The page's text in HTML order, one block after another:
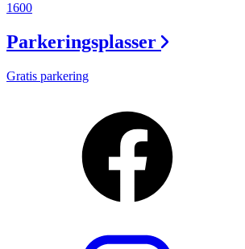
1600
Parkeringsplasser
Gratis parkering